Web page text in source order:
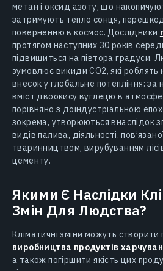
метан і оксид азоту, що
затримують тепло сонця,
поверненню в космос. Дослідники
протягом наступних 30 років
підвищиться на півтора градуси.
зумовлює викиди СО2, які
внесок у глобальне потепління: за
вміст двоокису вуглецю в
порівняно з доіндустріальною
зокрема, утворюються внаслідок
видів палива, діяльності,
тваринництвом, вирубуванням
цементу.
Якими Є Наслідки
Змін Для Людства?
Кліматичні зміни можуть
виробництва продуктів
а також погіршити якість цих